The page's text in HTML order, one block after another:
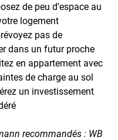
de peu d'espace au
logement
pas de
dans un futur proche
en appartement avec
de charge au sol
un investissement
recommandés : WB